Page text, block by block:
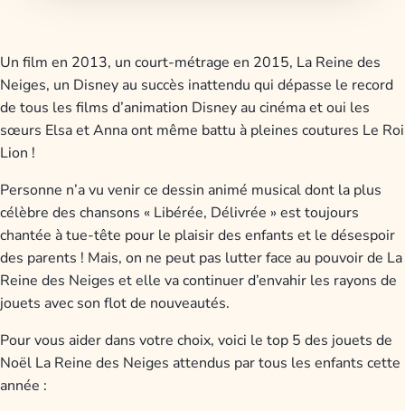
Un film en 2013, un court-métrage en 2015, La Reine des
Neiges, un Disney au succès inattendu qui dépasse le record
de tous les films d’animation Disney au cinéma et oui les
sœurs Elsa et Anna ont même battu à pleines coutures Le Roi
Lion !
Personne n’a vu venir ce dessin animé musical dont la plus
célèbre des chansons « Libérée, Délivrée » est toujours
chantée à tue-tête pour le plaisir des enfants et le désespoir
des parents ! Mais, on ne peut pas lutter face au pouvoir de La
Reine des Neiges et elle va continuer d’envahir les rayons de
jouets avec son flot de nouveautés.
Pour vous aider dans votre choix, voici le top 5 des jouets de
Noël La Reine des Neiges attendus par tous les enfants cette
année :